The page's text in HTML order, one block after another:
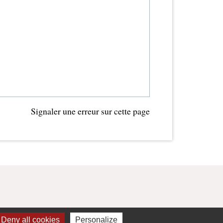
Signaler une erreur sur cette page
Deny all cookies Personalize